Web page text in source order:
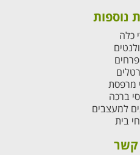
נוספות
כלה
פרחים
מרפסת
ברכה
למעצבים
בית
קשר